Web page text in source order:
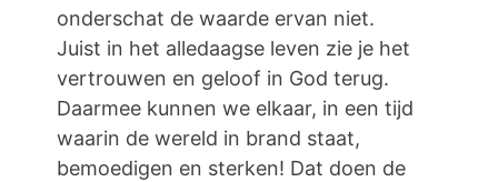
onderschat de waarde ervan niet.
Juist in het alledaagse leven zie je het
vertrouwen en geloof in God terug.
Daarmee kunnen we elkaar, in een tijd
waarin de wereld in brand staat,
bemoedigen en sterken! Dat doen de